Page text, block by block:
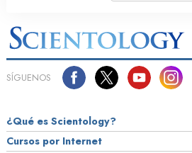
SÍGUENOS
¿Qué es Scientology?
Cursos por Internet